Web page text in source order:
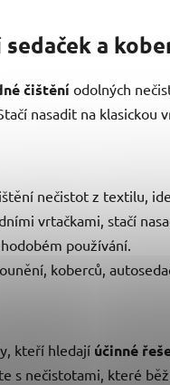
a
čištění odolných
nasadit na klasickou
nečistot z textilu,
vrtačkami, stačí
používání.
koberců,
kteří hledají účinné
s nečistotami, které